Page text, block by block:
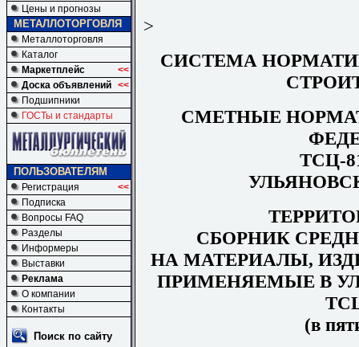
Цены и прогнозы
МЕТАЛЛОТОРГОВЛЯ
Металлоторговля
Каталог
Маркетплейс
<<
Доска объявлений <<
Подшипники
ГОСТы и стандарты
ПОЛЬЗОВАТЕЛЯМ
Регистрация
<<
Подписка
Вопросы FAQ
Разделы
Информеры
Выставки
Реклама
О компании
Контакты
Поиск по сайту
>
СИСТЕМА
СМЕТНЫЕ
ТСЦ-
СБОРНИК
НА МАТЕРИАЛЫ,
ПРИМЕНЯЕМЫЕ В
(в